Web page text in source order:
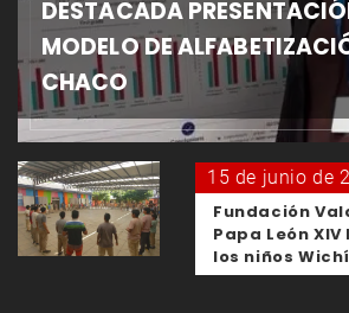
DESTACADA
MODELO DE
CHACO
15 de junio de
Fundación
Papa León
los niños